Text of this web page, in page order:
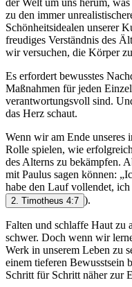
zu den immer
Schönheitsidealen unserer
freudiges Verständnis des
wir versuchen, die Körper
Es erfordert bewusstes
Maßnahmen für jeden
verantwortungsvoll sind.
das Herz schaut.
Wenn wir am Ende unseres
Rolle spielen, wie
des Alterns zu bekämpfen.
mit Paulus sagen können:
habe den Lauf vollendet,
2. Timotheus 4:7 ).
Falten und schlaffe Haut zu
schwer. Doch wenn wir
Werk in unserem Leben zu
einem tieferen Bewusstsein
Schritt für Schritt näher zur